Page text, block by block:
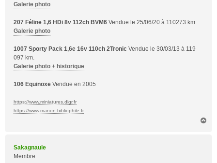
Galerie photo
207 Féline 1,6 HDi 8v 112ch BVM6 Vendue le 25/06/20 à 110273 km
Galerie photo
1007 Sporty Pack 1,6e 16v 110ch 2Tronic Vendue le 30/03/13 à 119
097 km.
Galerie photo + historique
106 Equinoxe Vendue en 2005
https://www.miniatures.dlgr.fr
https://www.manon-bibliophile.fr
Sakagnaule
Membre